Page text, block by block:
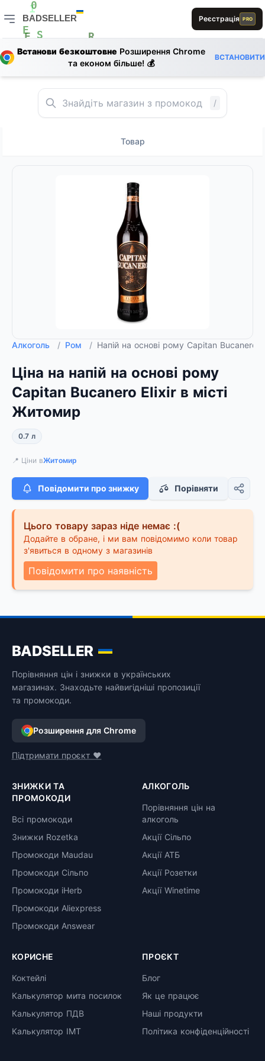
1
1
0
S
L
L
E
E
0
B
BADSELLER
BADSELLER — порівняння цін і знижки
Реєстрація PRO
Встанови безкоштовне Розширення Chrome
та економ більше! 💰
ВСТАНОВИТИ
/
Товар
Алкоголь / Ром / Напій на основі рому Capitan Bucanero
Ціна на напій на основі рому
Capitan Bucanero Elixir в місті
Житомир
0.7 л
📍 Ціни вЖитомир
Повідомити про знижку Порівняти
Цього товару зараз ніде немає :(
Додайте в обране, і ми вам повідомимо коли товар
з'явиться в одному з магазинів
Повідомити про наявність
BADSELLER
Порівняння цін і знижки в українських
магазинах. Знаходьте найвигідніші пропозиції
та промокоди.
Розширення для Chrome
Підтримати проєкт ❤️
ЗНИЖКИ ТА
ПРОМОКОДИ
Всі промокоди
Знижки Rozetka
Промокоди Maudau
Промокоди Сільпо
Промокоди iHerb
Промокоди Aliexpress
Промокоди Answear
АЛКОГОЛЬ
Порівняння цін на
алкоголь
Акції Сільпо
Акції АТБ
Акції Розетки
Акції Winetime
КОРИСНЕ
Коктейлі
Калькулятор мита посилок
Калькулятор ПДВ
Калькулятор ІМТ
ПРОЄКТ
Блог
Як це працює
Наші продукти
Політика конфіденційності